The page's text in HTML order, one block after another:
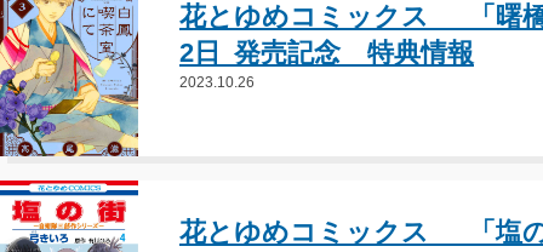
花とゆめコミックス 「曙
2日 発売記念 特典情報
2023.10.26
花とゆめコミックス 「塩